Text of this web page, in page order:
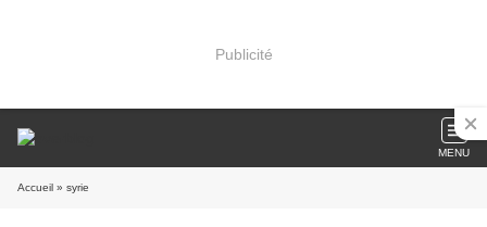
Publicité
MENU
Accueil » syrie